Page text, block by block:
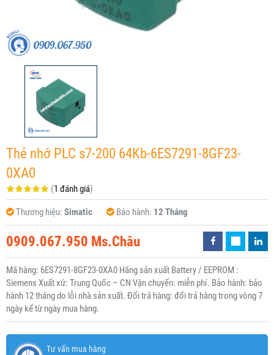
Thẻ nhớ PLC s7-200 64Kb-6ES7291-8GF23-
0XA0
(1 đánh giá)
Thương hiệu: Simatic Bảo hành: 12 Tháng
0909.067.950 Ms.Châu
Mã hàng: 6ES7291-8GF23-0XA0 Hãng sản xuất Battery / EEPROM :
Siemens Xuất xứ: Trung Quốc – CN Vận chuyển: miễn phí. Bảo hành: bảo
hành 12 tháng do lỗi nhà sản xuất. Đổi trả hàng: đổi trả hàng trong vòng 7
ngày kể từ ngày mua hàng.
Tư vấn mua hàng